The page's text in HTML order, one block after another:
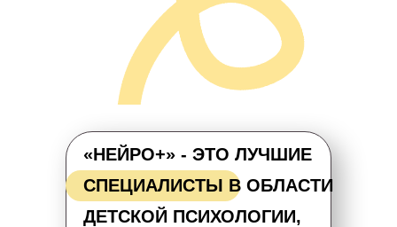
«НЕЙРО+» - ЭТО ЛУЧШИЕ
СПЕЦИАЛИСТЫ В ОБЛАСТИ
ДЕТСКОЙ ПСИХОЛОГИИ,